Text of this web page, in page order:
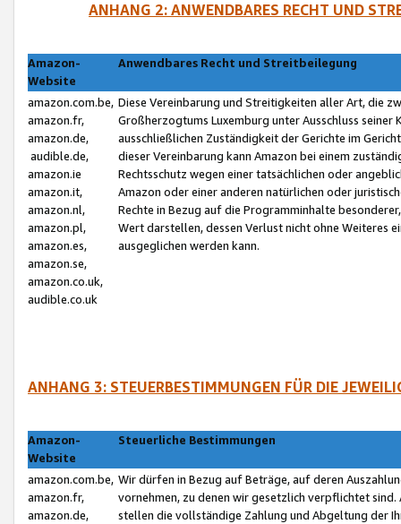
ANHANG 2: ANWENDBARES RECHT UND
Amazon-
Website
Anwendbares Recht und Streitbeilegung
amazon.com.be,
amazon.fr,
amazon.de,
audible.de,
amazon.ie
amazon.it,
amazon.nl,
amazon.pl,
amazon.es,
amazon.se,
amazon.co.uk,
audible.co.uk
Diese Vereinbarung und Streitigkeiten aller Art, die
Großherzogtums Luxemburg unter Ausschluss
ausschließlichen Zuständigkeit der Gerichte im
dieser Vereinbarung kann Amazon bei einem
Rechtsschutz wegen einer tatsächlichen oder
Amazon oder einer anderen natürlichen oder
Rechte in Bezug auf die Programminhalte
Wert darstellen, dessen Verlust nicht ohne Weiteres
ausgeglichen werden kann.
ANHANG 3: STEUERBESTIMMUNGEN FÜR DIE
Amazon-
Website
Steuerliche Bestimmungen
amazon.com.be,
amazon.fr,
amazon.de,
Wir dürfen in Bezug auf Beträge, auf deren
vornehmen, zu denen wir gesetzlich verpflichtet
stellen die vollständige Zahlung und Abgeltung der